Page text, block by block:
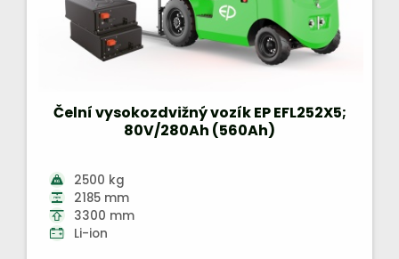
Čelní vysokozdvižný vozík EP EFL252X5;
80V/280Ah (560Ah)
2500 kg
2185 mm
3300 mm
Li-ion